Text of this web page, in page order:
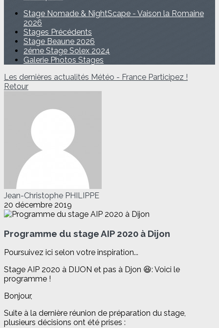
Stage Nomade & NightScape - Vaison la Romaine
2026
Stages Précédents
Stage Beaune 2026
2éme Stage Solex 2024
Galerie Photos Stages
Les dernières actualités Météo - France Participez !
Retour
Jean-Christophe PHILIPPE
20 décembre 2019
Programme du stage AIP 2020 à Dijon
Poursuivez ici selon votre inspiration...
Stage AIP 2020 à DIJON et pas à Djon 😆: Voici le
programme !
Bonjour,
Suite à la dernière réunion de préparation du stage,
plusieurs décisions ont été prises :